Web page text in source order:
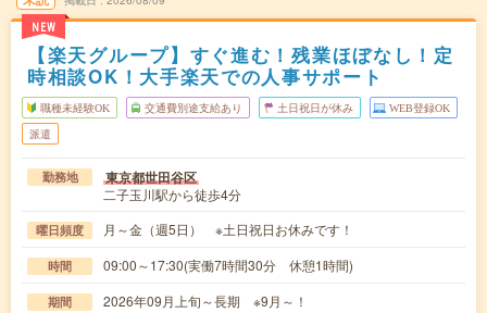
NEW
【楽天グループ】すぐ進む！残業ほぼなし！定
時相談OK！大手楽天での人事サポート
職種未経験OK 交通費別途支給あり 土日祝日が休み WEB登録OK
派遣
勤務地 東京都世田谷区
二子玉川駅から徒歩4分
曜日頻度 月～金（週5日） ※土日祝日お休みです！
時間 09:00～17:30(実働7時間30分 休憩1時間)
期間 2026年09月上旬～長期 ※9月～！